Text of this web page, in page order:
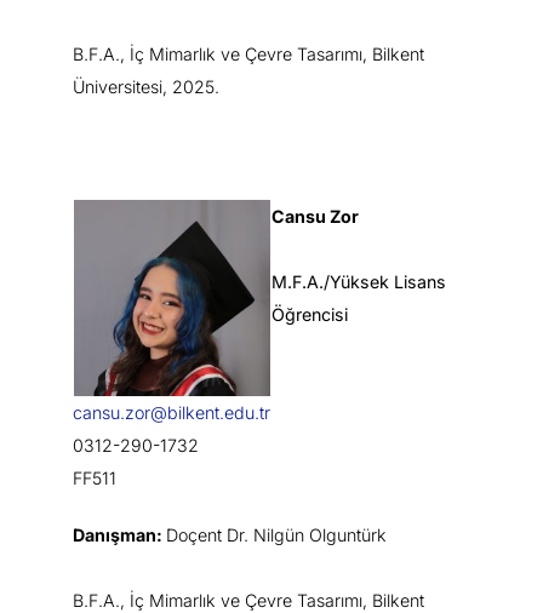
B.F.A., İç Mimarlık ve Çevre Tasarımı, Bilkent
Üniversitesi, 2025.
Cansu Zor
M.F.A./Yüksek Lisans
Öğrencisi
cansu.zor@bilkent.edu.tr
0312-290-1732
FF511
Danışman: Doçent Dr. Nilgün Olguntürk
B.F.A., İç Mimarlık ve Çevre Tasarımı, Bilkent